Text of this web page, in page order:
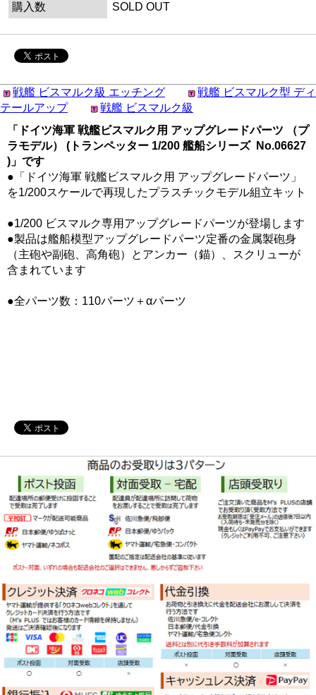
購入数
SOLD OUT
戦艦 ビスマルク級 エッチング
戦艦 ビスマルク型 ディ
テールアップ
戦艦 ビスマルク級
「ドイツ海軍 戦艦ビスマルク用 アップグレードパーツ （プ
ラモデル） (トランペッター 1/200 艦船シリーズ No.06627
)」です
●「ドイツ海軍 戦艦ビスマルク用 アップグレードパーツ」
を1/200スケールで再現したプラスチックモデル組立キット
●1/200 ビスマルク専用アップグレードパーツが登場します
●製品は艦船模型アップグレードパーツ定番の金属製砲身
（主砲や副砲、高角砲）とアンカー（錨）、スクリューが
含まれています
●全パーツ数：110パーツ＋αパーツ